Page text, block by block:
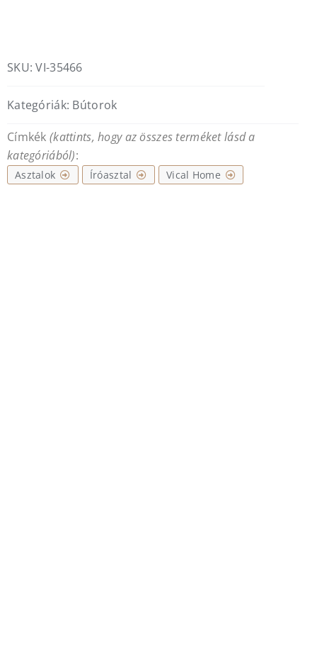
SKU:VI-35466
Kategóriák: Bútorok
Címkék (kattints, hogy az összes terméket lásd a
kategóriából):
Asztalok Íróasztal Vical Home